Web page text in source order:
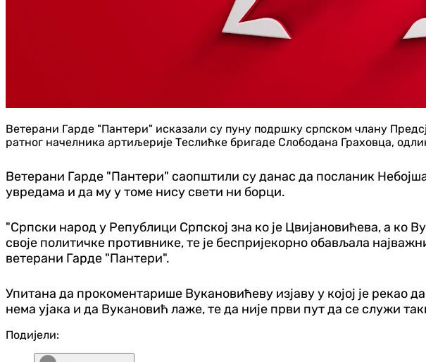
Ветерани Гарде "Пантери" исказали су пуну подршку српском члану
ратног начелника артиљерије Теслићке бригаде Слободана Граховца,
Ветерани Гарде "Пантери" саопштили су данас да посланик
увредама и да му у томе нису свети ни борци.
"Српски народ у Републици Српској зна ко је Цвијановићева, а ко
своје политичке противнике, те је беспријекорно обављала
ветерани Гарде "Пантери".
Упитана да прокоментарише Вукановићеву изјаву у којој је рекао
нема ујака и да Вукановић лаже, те да није први пут да се служи
Подијели: